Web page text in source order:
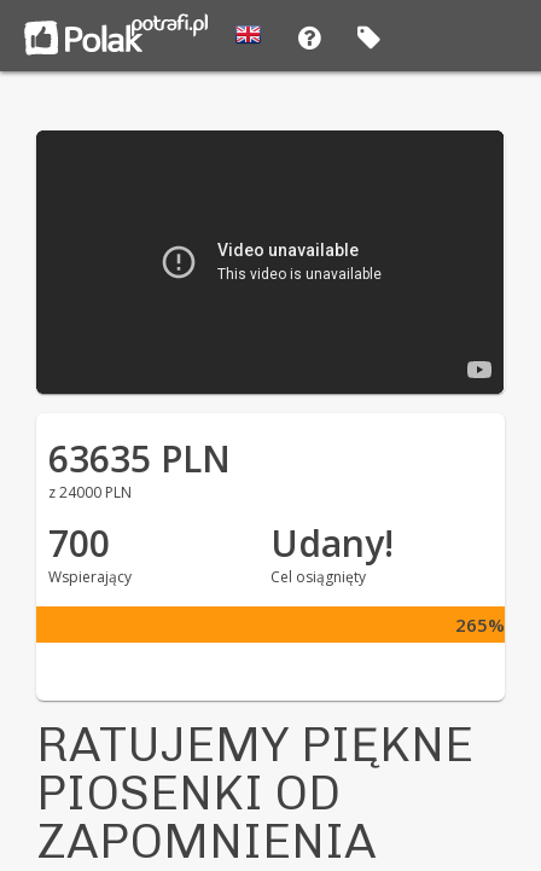
63635 PLN
z 24000 PLN
700
Wspierający
Udany!
Cel osiągnięty
265%
RATUJEMY PIĘKNE
PIOSENKI OD
ZAPOMNIENIA